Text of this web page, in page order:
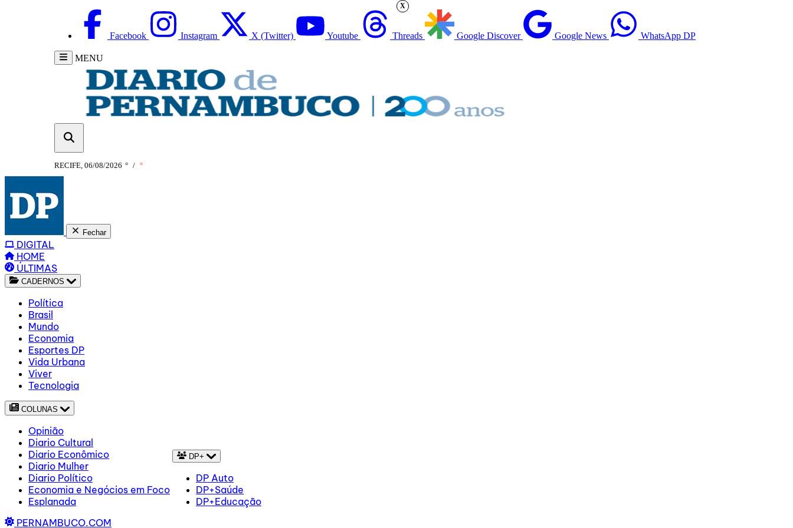
Facebook Instagram X (Twitter) Youtube Threads Google Discover Google News WhatsApp DP
MENU
RECIFE, 06/08/2026 ° / °
Fechar
DIGITAL
HOME
ÚLTIMAS
CADERNOS
Política
Brasil
Mundo
Economia
Esportes DP
Vida Urbana
Viver
Tecnologia
COLUNAS
Opinião
Diario Cultural
Diario Econômico
Diario Mulher
Diario Político
Economia e Negócios em Foco
Esplanada
DP+
DP Auto
DP+Saúde
DP+Educação
PERNAMBUCO.COM
X